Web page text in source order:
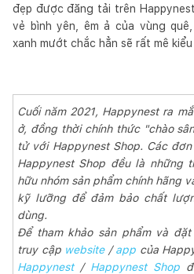
đẹp được đăng tải trên
vẻ bình yên, êm ả của vùng
xanh mướt chắc hẳn sẽ rất mê
Cuối năm 2021, Happynest ra
ở, đồng thời chính thức "chào
tử với Happynest Shop. Các
Happynest Shop đều là những
hữu nhóm sản phẩm chính hãng
kỹ lưỡng để đảm bảo chất
dùng.
Để tham khảo sản phẩm và
truy cập website/app của
Happynest/ Happynest Shop